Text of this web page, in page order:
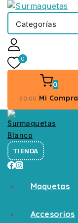
0
0
$0 .00 Mi Compra
TIENDA
Maquetas
Accesorios